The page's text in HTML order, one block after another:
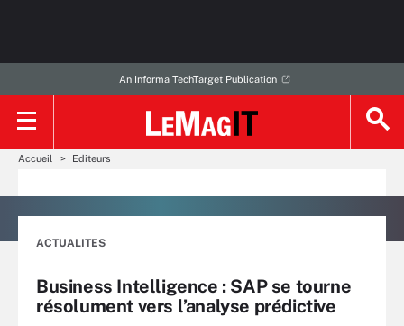
An Informa TechTarget Publication
Accueil Editeurs
ACTUALITES
Business Intelligence : SAP se tourne
résolument vers l’analyse prédictive